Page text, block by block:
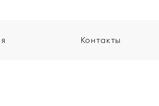
Контакты